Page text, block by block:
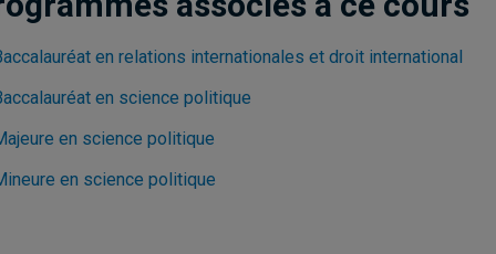
en relations internationales et droit international
en science politique
en science politique
en science politique